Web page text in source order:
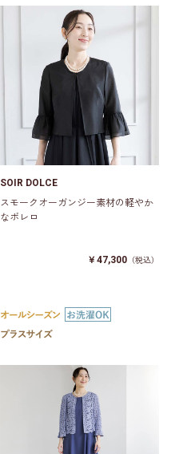
SOIR DOLCE
スモークオーガンジー素材の軽やか
なボレロ
￥47,300 （税込）